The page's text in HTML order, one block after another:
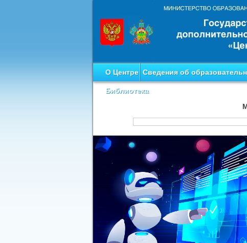
О Центре Сведения об
Библиотека